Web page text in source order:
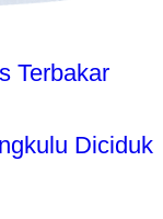
Terbakar
Diciduk